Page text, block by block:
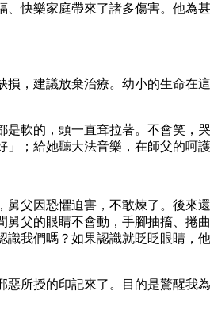
快樂家庭帶來了諸多傷害。他為
，建議放棄治療。幼小的生命在
軟的，頭一直耷拉著。不會笑，
；給她聽大法音樂，在師父的呵
父因恐懼迫害，不敢煉了。後來
父的眼睛不會動，手腳抽搐、捲
我們嗎？如果認識就眨眨眼睛，
所授的印記來了。目的是驚醒我